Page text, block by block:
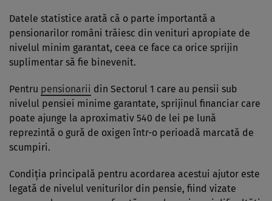
Datele statistice arată că o parte importantă a
pensionarilor români trăiesc din venituri apropiate de
nivelul minim garantat, ceea ce face ca orice sprijin
suplimentar să fie binevenit.
Pentru pensionarii din Sectorul 1 care au pensii sub
nivelul pensiei minime garantate, sprijinul financiar care
poate ajunge la aproximativ 540 de lei pe lună
reprezintă o gură de oxigen într-o perioadă marcată de
scumpiri.
Condiția principală pentru acordarea acestui ajutor este
legată de nivelul veniturilor din pensie, fiind vizate